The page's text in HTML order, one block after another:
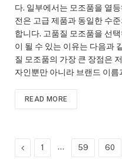
다. 일부에서는 모조품을 열
전은 고급 제품과 동일한 수
합니다. 고품질 모조품을 선
이 될 수 있는 이유는 다음과
질 모조품의 가장 큰 장점은
자인뿐만 아니라 브랜드 이
READ MORE
Previous
1 … 59 60